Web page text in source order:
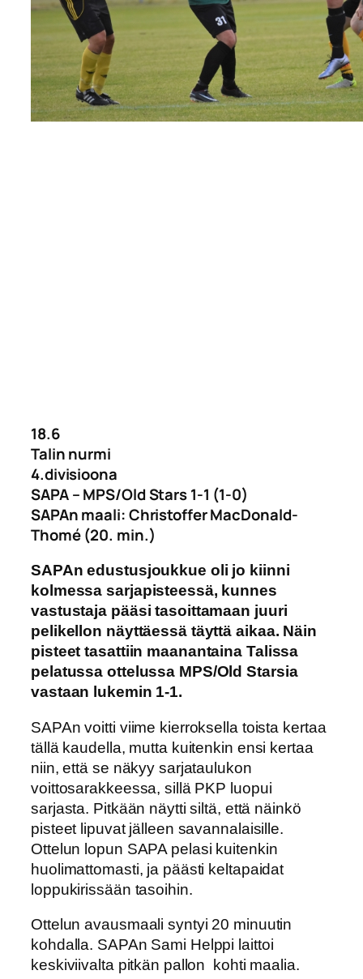
18.6
Talin nurmi
4.divisioona
SAPA – MPS/Old Stars 1-1 (1-0)
SAPAn maali: Christoffer MacDonald-
Thomé (20. min.)
SAPAn edustusjoukkue oli jo kiinni
kolmessa sarjapisteessä, kunnes
vastustaja pääsi tasoittamaan juuri
pelikellon näyttäessä täyttä aikaa. Näin
pisteet tasattiin maanantaina Talissa
pelatussa ottelussa MPS/Old Starsia
vastaan lukemin 1-1.
SAPAn voitti viime kierroksella toista kertaa
tällä kaudella, mutta kuitenkin ensi kertaa
niin, että se näkyy sarjataulukon
voittosarakkeessa, sillä PKP luopui
sarjasta. Pitkään näytti siltä, että näinkö
pisteet lipuvat jälleen savannalaisille.
Ottelun lopun SAPA pelasi kuitenkin
huolimattomasti, ja päästi keltapaidat
loppukirissään tasoihin.
Ottelun avausmaali syntyi 20 minuutin
kohdalla. SAPAn Sami Helppi laittoi
keskiviivalta pitkän pallon kohti maalia.